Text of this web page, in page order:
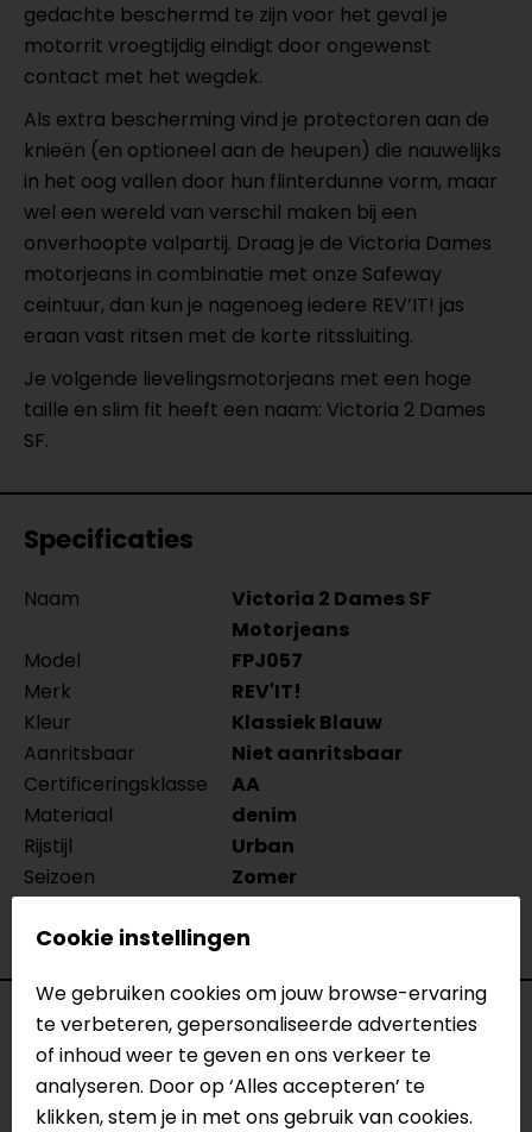
gedachte beschermd te zijn voor het geval je
motorrit vroegtijdig eindigt door ongewenst
contact met het wegdek.
Als extra bescherming vind je protectoren aan de
knieën (en optioneel aan de heupen) die nauwelijks
in het oog vallen door hun flinterdunne vorm, maar
wel een wereld van verschil maken bij een
onverhoopte valpartij. Draag je de Victoria Dames
motorjeans in combinatie met onze Safeway
ceintuur, dan kun je nagenoeg iedere REV’IT! jas
eraan vast ritsen met de korte ritssluiting.
Je volgende lievelingsmotorjeans met een hoge
taille en slim fit heeft een naam: Victoria 2 Dames
SF.
Specificaties
Naam
Victoria 2 Dames SF
Motorjeans
Model
FPJ057
Merk
REV'IT!
Kleur
Klassiek Blauw
Aanritsbaar
Niet aanritsbaar
Certificeringsklasse
AA
Materiaal
denim
Rijstijl
Urban
Seizoen
Zomer
Pasvorm
Slim fit
Reviews (1)
Cookie instellingen
We gebruiken cookies om jouw browse-ervaring
te verbeteren, gepersonaliseerde advertenties
of inhoud weer te geven en ons verkeer te
analyseren. Door op ‘Alles accepteren’ te
klikken, stem je in met ons gebruik van cookies.